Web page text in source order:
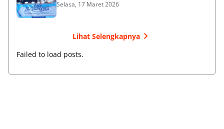
Selasa, 17 Maret 2026
Lihat Selengkapnya
Failed to load posts.